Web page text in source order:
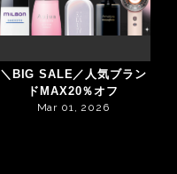
＼BIG SALE／人気ブラン
ドMAX20％オフ
Mar 01, 2026